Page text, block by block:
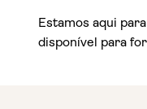
Estamos aqui
disponível para